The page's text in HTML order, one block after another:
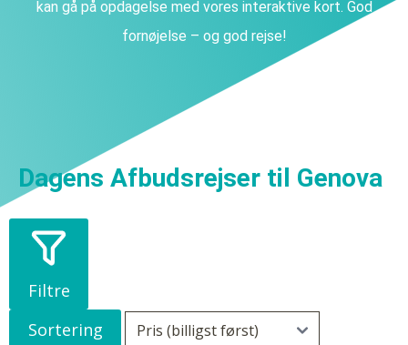
kan gå på opdagelse med vores interaktive kort. God
fornøjelse – og god rejse!
Dagens Afbudsrejser til Genova
Filtre
Sortering